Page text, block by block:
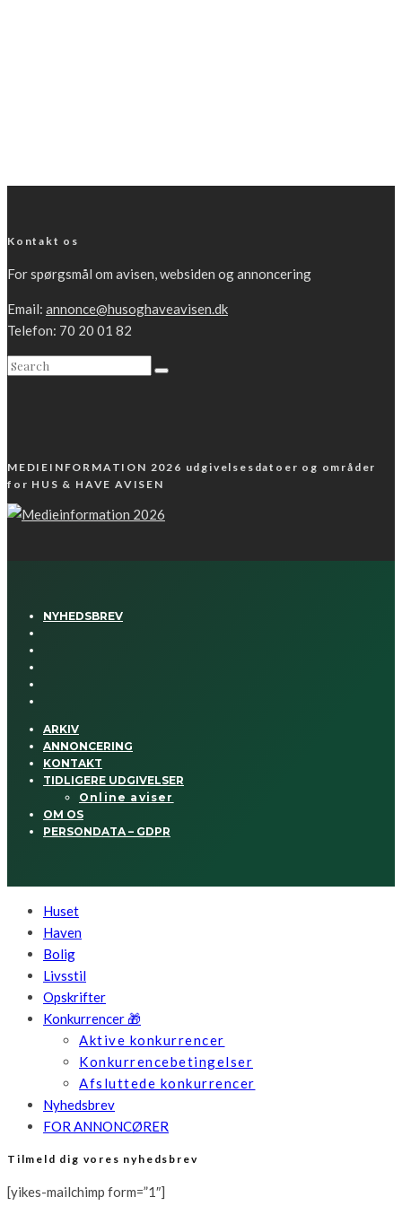
Kontakt os
For spørgsmål om avisen, websiden og annoncering
Email: annonce@husoghaveavisen.dk
Telefon: 70 20 01 82
MEDIEINFORMATION 2026 udgivelsesdatoer og områder
for HUS & HAVE AVISEN
NYHEDSBREV
ARKIV
ANNONCERING
KONTAKT
TIDLIGERE UDGIVELSER
Online aviser
OM OS
PERSONDATA – GDPR
Huset
Haven
Bolig
Livsstil
Opskrifter
Konkurrencer 🎁
Aktive konkurrencer
Konkurrencebetingelser
Afsluttede konkurrencer
Nyhedsbrev
FOR ANNONCØRER
Tilmeld dig vores nyhedsbrev
[yikes-mailchimp form=”1″]